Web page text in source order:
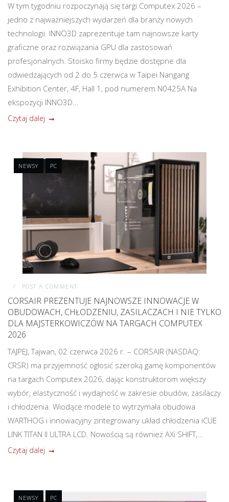
W tym tygodniu rozpoczynają się targi Computex 2026 –
jedno z najważniejszych wydarzeń dla branży nowych
technologii. INNO3D zaprezentuje tam najnowsze karty
graficzne oraz rozwiązania GPU dla zastosowań
profesjonalnych. Stoisko firmy będzie dostępne dla
odwiedzających od 2 do 5 czerwca w Taipei Nangang
Exhibition Center, 4F, Hall 1, pod numerem N0425A Na
ekspozycji INNO3D...
Czytaj dalej
NEWSY PC
POST A COMMENT
CORSAIR PREZENTUJE NAJNOWSZE INNOWACJE W
OBUDOWACH, CHŁODZENIU, ZASILACZACH I NIE TYLKO
DLA MAJSTERKOWICZÓW NA TARGACH COMPUTEX
2026
TAJPEJ, Tajwan, 02 czerwca 2026 r. – CORSAIR (NASDAQ:
CRSR) ma przyjemność ogłosić szeroką gamę komponentów
na targach Computex 2026, dając konstruktorom większy
wybór, elastyczność i wydajność w zakresie obudów, zasilaczy
i chłodzenia. Wiodące modele to wytrzymała obudowa
WARTHOG i innowacyjny zintegrowany układ chłodzenia iCUE
LINK TITAN II ULTRA LCD. Nowością są również AXi SHIFT,...
Czytaj dalej
NEWSY PC